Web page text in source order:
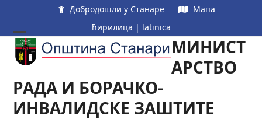
content
Добродошли у Станаре
Мапа
ћирилица | latinica
Open
mobile
menu
Close
mobile
menu
МИНИСТ
АРСТВО
РАДА И БОРАЧКО-
ИНВАЛИДСКЕ ЗАШТИТЕ